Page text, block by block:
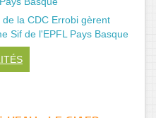
la CDC Errobi gèrent
Sif de l'EPFL Pays Basque